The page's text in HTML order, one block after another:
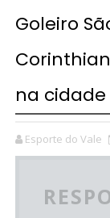
Goleiro
na
Esporte do Vale